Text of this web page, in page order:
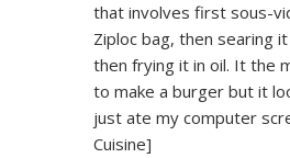
that involves first sous-
Ziploc bag, then searing
then frying it in oil. It the
to make a burger but it
just ate my computer
Cuisine]